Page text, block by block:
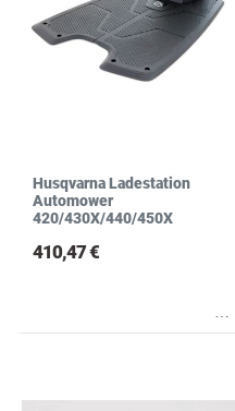
Husqvarna Ladestation
Automower
420/430X/440/450X
410,47 €